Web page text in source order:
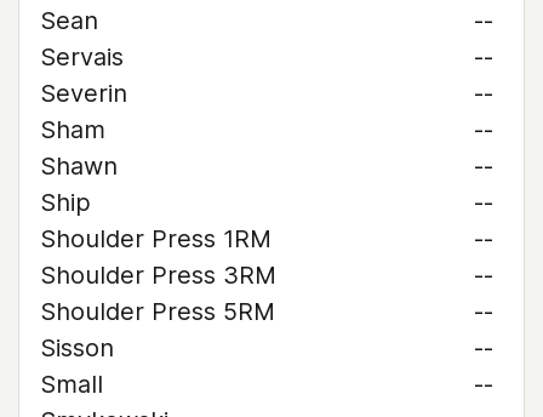
Sean
--
Servais
--
Severin
--
Sham
--
Shawn
--
Ship
--
Shoulder Press 1RM
--
Shoulder Press 3RM
--
Shoulder Press 5RM
--
Sisson
--
Small
--